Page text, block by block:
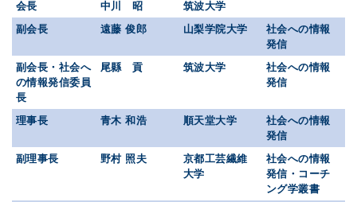
会長 中川 昭
筑波大学
副会長
遠藤 俊郎 山梨学院大学
社会への情報
発信
副会長・社会へ
の情報発信委員
長
尾縣 貢 筑波大学
社会への情報
発信
理事長 青木 和浩 順天堂大学
社会への情報
発信
副理事長
野村 照夫
京都工芸繊維
大学
社会への情報
発信・コーチ
ング学叢書